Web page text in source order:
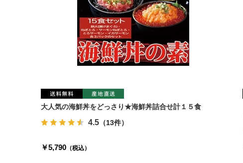
大人気の海鮮丼をどっさり★海鮮丼詰合せ計１５食
4.5 （13件）
￥5,790 （税込）